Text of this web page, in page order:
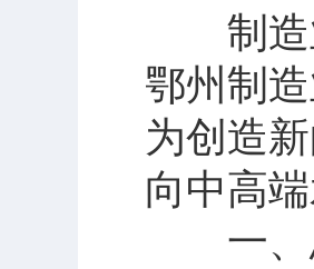
制造业
鄂州制
为创造
向中高
一、